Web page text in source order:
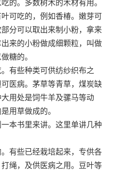
的。多数树木的木材有用。
可吃的，例如香椿。嫩芽可
分可以取出来制小粉，拿来
来的小粉做成细颗粒，叫做
糖的。
些种类可供纺纱织布之
医病。茅草等青草，煤炭缺
用处是饲牛羊及骡马等动
用草做成的。
书里来讲。这里单讲几种
些已经栽培起来，专供各
绳，及供医病之用。豆叶等